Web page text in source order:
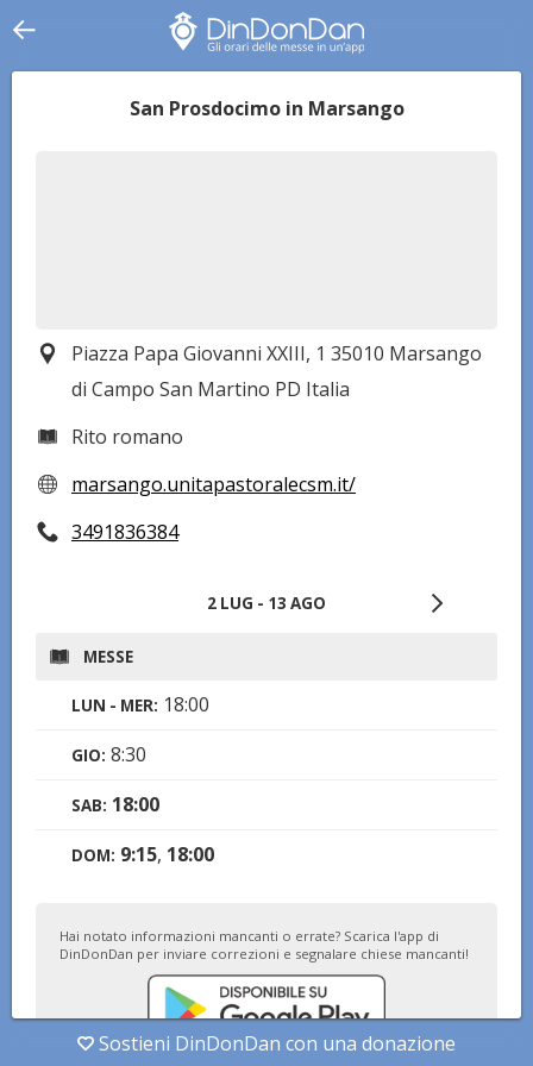
San Prosdocimo in Marsango
Piazza Papa Giovanni XXIII, 1 35010 Marsango
di Campo San Martino PD Italia
Rito romano
marsango.unitapastoralecsm.it/
3491836384
2 LUG - 13 AGO
MESSE
LUN - MER: 18:00
GIO: 8:30
SAB: 18:00
DOM: 9:15, 18:00
Hai notato informazioni mancanti o errate? Scarica l'app di
DinDonDan per inviare correzioni e segnalare chiese mancanti!
Sostieni DinDonDan con una donazione